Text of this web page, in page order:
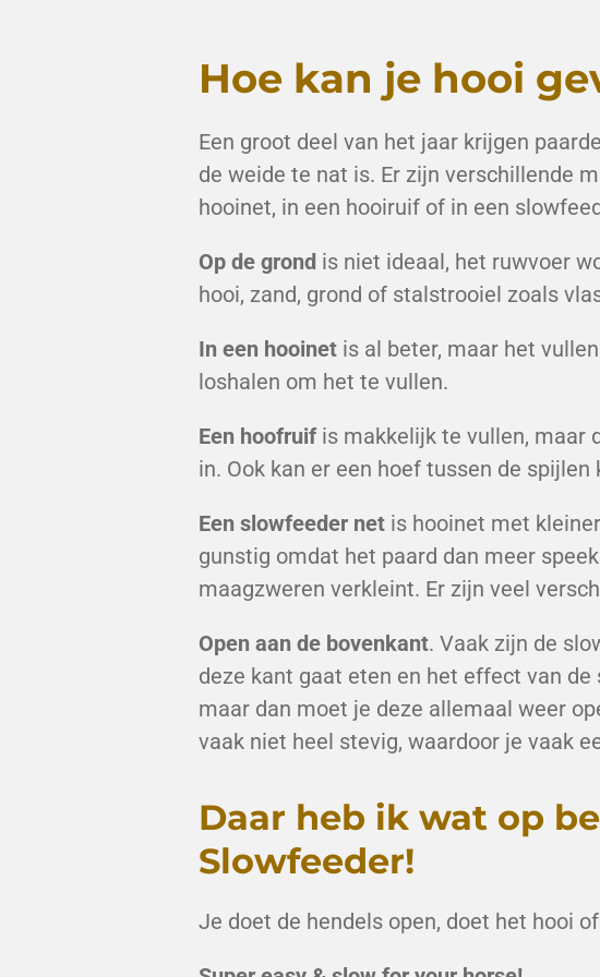
Hoe kan je hooi
Een groot deel van het jaar krijgen
de weide te nat is. Er zijn verschillende
hooinet, in een hooiruif of in een
Op de grond is niet ideaal, het ruwvoer
hooi, zand, grond of stalstrooiel zoals
In een hooinet is al beter, maar het
loshalen om het te vullen.
Een hoofruif is makkelijk te vullen, maar
in. Ook kan er een hoef tussen de spijlen
Een slowfeeder net is hooinet met
gunstig omdat het paard dan meer
maagzweren verkleint. Er zijn veel
Open aan de bovenkant. Vaak zijn de
deze kant gaat eten en het effect van
maar dan moet je deze allemaal weer
vaak niet heel stevig, waardoor je vaak
Daar heb ik wat op
Slowfeeder!
Je doet de hendels open, doet het hooi